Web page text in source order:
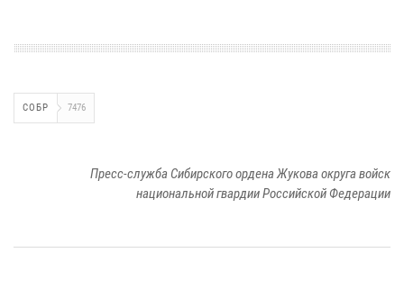
СОБР 7476
Пресс-служба Сибирского ордена Жукова округа войск
национальной гвардии Российской Федерации